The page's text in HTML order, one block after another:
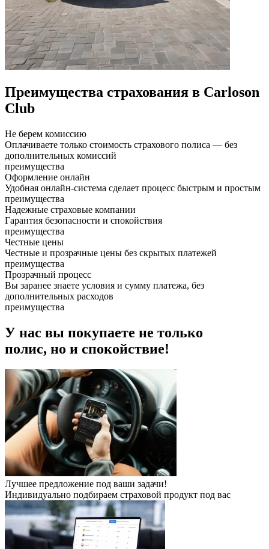
Преимущества страхования в Carloson
Club
Не берем комиссию
Оплачиваете только стоимость страхового полиса — без
дополнительных комиссий
преимущества
Оформление онлайн
Удобная онлайн-система сделает процесс быстрым и простым
преимущества
Надежные страховые компании
Гарантия безопасности и спокойствия
преимущества
Честные цены
Честные и прозрачные цены без скрытых платежей
преимущества
Прозрачный процесс
Вы заранее знаете условия и сумму платежа, без
дополнительных расходов
преимущества
У нас вы покупаете не только
полис, но и спокойствие!
Лучшее предложение под ваши задачи!
Индивидуально подбираем страховой продукт под вас